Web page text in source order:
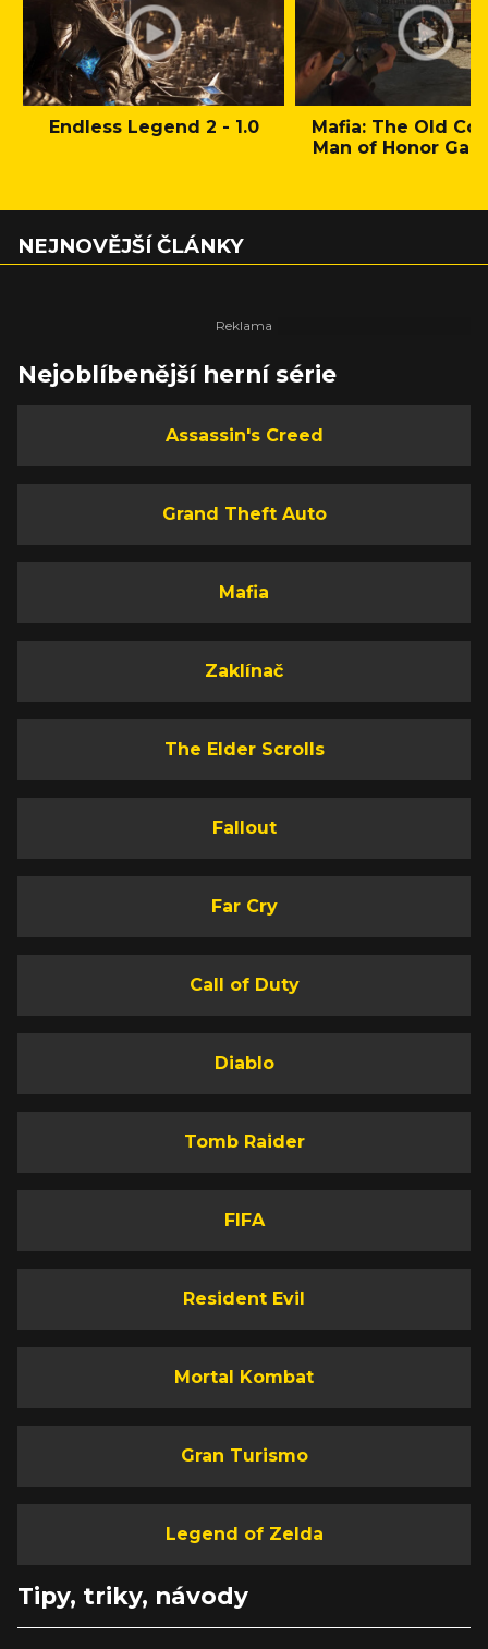
Endless Legend 2 - 1.0
Mafia: The Old
Man of Honor
NEJNOVĚJŠÍ ČLÁNKY
Nejoblíbenější herní série
Assassin's Creed
Grand Theft Auto
Mafia
Zaklínač
The Elder Scrolls
Fallout
Far Cry
Call of Duty
Diablo
Tomb Raider
FIFA
Resident Evil
Mortal Kombat
Gran Turismo
Legend of Zelda
Tipy, triky, návody